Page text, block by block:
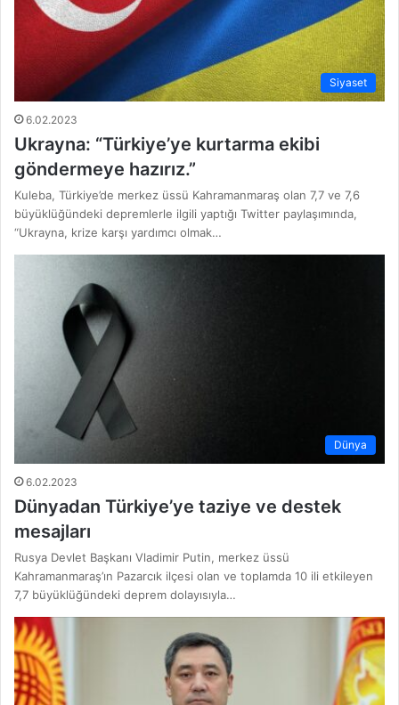
Siyaset
6.02.2023
Ukrayna: “Türkiye’ye kurtarma ekibi
göndermeye hazırız.”
Kuleba, Türkiye’de merkez üssü Kahramanmaraş olan 7,7 ve 7,6
büyüklüğündeki depremlerle ilgili yaptığı Twitter paylaşımında,
“Ukrayna, krize karşı yardımcı olmak…
Dünya
6.02.2023
Dünyadan Türkiye’ye taziye ve destek
mesajları
Rusya Devlet Başkanı Vladimir Putin, merkez üssü
Kahramanmaraş’ın Pazarcık ilçesi olan ve toplamda 10 ili etkileyen
7,7 büyüklüğündeki deprem dolayısıyla…